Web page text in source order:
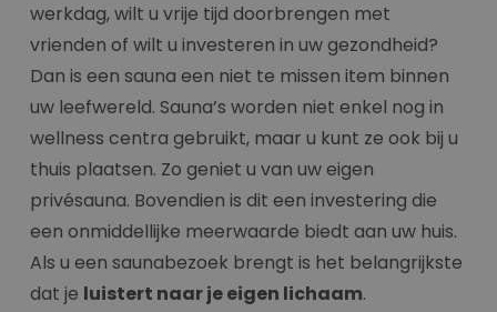
werkdag, wilt u vrije tijd doorbrengen met
vrienden of wilt u investeren in uw gezondheid?
Dan is een sauna een niet te missen item binnen
uw leefwereld. Sauna’s worden niet enkel nog in
wellness centra gebruikt, maar u kunt ze ook bij u
thuis plaatsen. Zo geniet u van uw eigen
privésauna. Bovendien is dit een investering die
een onmiddellijke meerwaarde biedt aan uw huis.
Als u een saunabezoek brengt is het belangrijkste
dat je luistert naar je eigen lichaam.